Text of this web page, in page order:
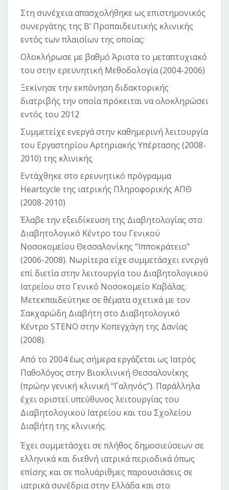
Στη συνέχεια απασχολήθηκε ως επιστημονικός
συνεργάτης της Β’ Προπαιδευτικής κλινικής
εντός των πλαισίων της οποίας:
Ολοκλήρωσε με βαθμό Άριστα το μεταπτυχιακό
του στην ερευνητική Μεθοδολογία (2004-2006)
Ξεκίνησε την εκπόνηση διδακτορικής
διατριβής την οποία πρόκειται να ολοκληρώσει
εντός του 2012
Συμμετείχε ενεργά στην καθημερινή λειτουργία
του Εργαστηρίου Αρτηριακής Υπέρτασης (2008-
2010) της κλινικής
Εντάχθηκε στο ερευνητικό πρόγραμμα
Heartcycle της ιατρικής Πληροφορικής ΑΠΘ
(2008-2010)
Έλαβε την εξειδίκευση της Διαβητολογίας στο
Διαβητολογικό Κέντρο του Γενικού
Νοσοκομείου Θεσσαλονίκης “Ιπποκράτειο”
(2006-2008). Νωρίτερα είχε συμμετάσχει ενεργά
επί διετία στην λειτουργία του Διαβητολογικού
Ιατρείου στο Γενικό Νοσοκομείο Καβάλας.
Μετεκπαιδεύτηκε σε θέματα σχετικά με τον
Σακχαρώδη Διαβήτη στο Διαβητολογικό
Κέντρο STENO στην Κοπεγχάγη της Δανίας
(2008).
Από το 2004 έως σήμερα εργάζεται ως Ιατρός
Παθολόγος στην Βιοκλινική Θεσσαλονίκης
(πρώην γενική κλινική “Γαληνός”). Παράλληλα
έχει οριστεί υπεύθυνος λειτουργίας του
Διαβητολογικού Ιατρείου και του Σχολείου
Διαβήτη της κλινικής.
Έχει συμμετάσχει σε πλήθος δημοσιεύσεων σε
ελληνικά και διεθνή ιατρικά περιοδικά όπως
επίσης και σε πολυάριθμες παρουσιάσεις σε
ιατρικά συνέδρια στην Ελλάδα και στο